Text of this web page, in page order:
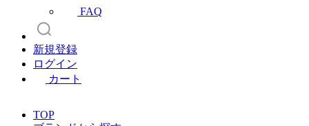
FAQ
新規登録
ログイン
カート
TOP